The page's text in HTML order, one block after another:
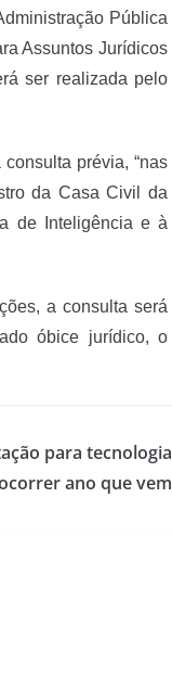
Pública
Assuntos Jurídicos
ser realizada pelo
prévia, “nas
da Casa Civil da
de Inteligência e à
a consulta será
óbice jurídico, o
para tecnologia
ano que vem